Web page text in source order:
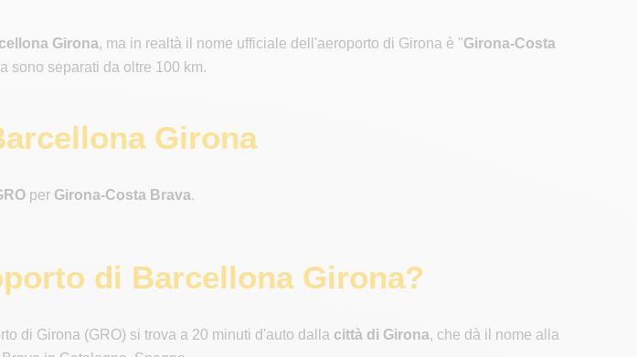
Girona, ma in realtà il nome ufficiale dell'aeroporto di Girona è "Girona-Costa
sono separati da oltre 100 km.
Girona
per Girona-Costa Brava.
di Barcellona Girona?
di Girona (GRO) si trova a 20 minuti d'auto dalla città di Girona, che dà il nome alla